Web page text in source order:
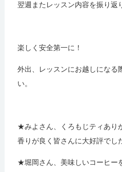
翌週またレッスン内容を振り返
楽しく安全第一に！
外出、レッスンにお越しになる
い。
★みよさん、くろもじティあり
香りが良く皆さんに大好評でし
★堀岡さん、美味しいコーヒー